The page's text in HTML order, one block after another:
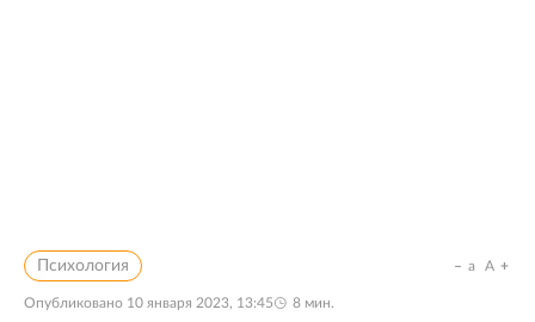
Психология
Опубликовано 10 января 2023, 13:45 8 мин.
a A